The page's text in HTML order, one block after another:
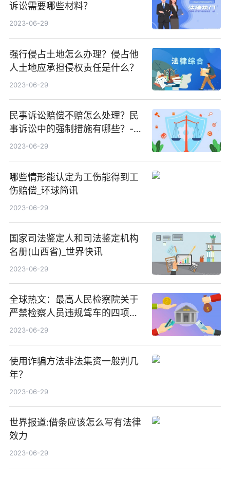
诉讼需要哪些材料？
2023-06-29
强行侵占土地怎么办理？侵占他
人土地应承担侵权责任是什么？
2023-06-29
民事诉讼赔偿不赔怎么处理？民
事诉讼中的强制措施有哪些？-天
天新资讯
2023-06-29
哪些情形能认定为工伤能得到工
伤赔偿_环球简讯
2023-06-29
国家司法鉴定人和司法鉴定机构
名册(山西省)_世界快讯
2023-06-29
全球热文：最高人民检察院关于
严禁检察人员违规驾车的四项规
定
2023-06-29
使用诈骗方法非法集资一般判几
年？
2023-06-29
世界报道:借条应该怎么写有法律
效力
2023-06-29